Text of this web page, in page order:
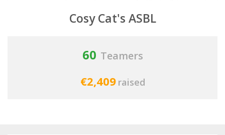
Cosy Cat's ASBL
60 Teamers
€2,409 raised